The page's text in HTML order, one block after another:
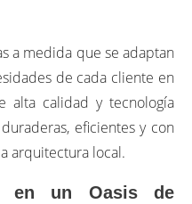
a medida que se adaptan
de cada cliente en
alta calidad y tecnología
eficientes y con
arquitectura local.
en un Oasis de